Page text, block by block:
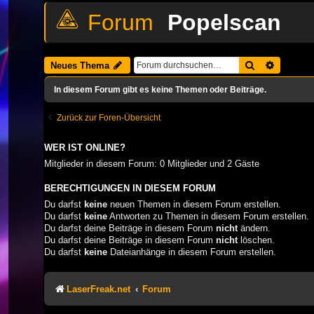
Popelscan
Neues Thema Suche
In diesem Forum gibt es keine Themen oder Beiträge.
Zurück zur Foren-Übersicht
WER IST ONLINE?
Mitglieder in diesem Forum: 0 Mitglieder und 2 Gäste
BERECHTIGUNGEN IN DIESEM FORUM
Du darfst keine neuen Themen in diesem Forum erstellen.
Du darfst keine Antworten zu Themen in diesem Forum erstellen.
Du darfst deine Beiträge in diesem Forum nicht ändern.
Du darfst deine Beiträge in diesem Forum nicht löschen.
Du darfst keine Dateianhänge in diesem Forum erstellen.
LaserFreak.net Forum